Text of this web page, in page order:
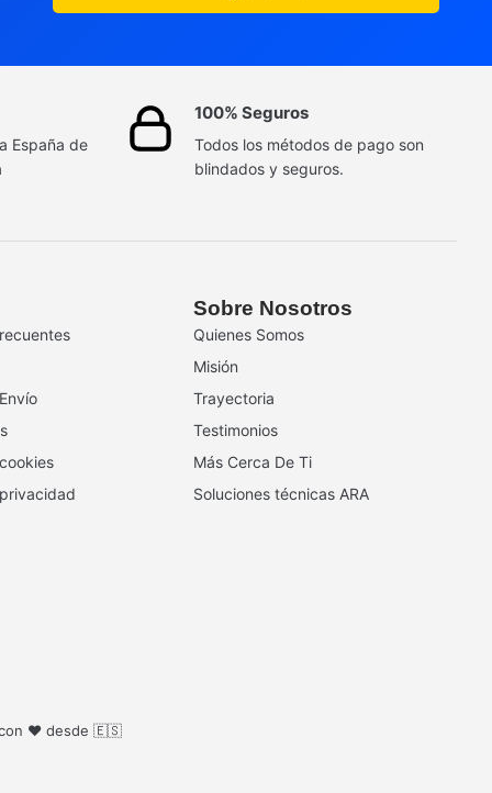
España de
100% Seguros
Todos los métodos de pago son
blindados y seguros.
Sobre Nosotros
Quienes Somos
Misión
Trayectoria
Testimonios
Más Cerca De Ti
Soluciones técnicas ARA
con ❤️ desde 🇪🇸